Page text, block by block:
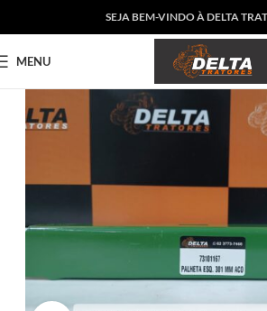
SEJA BEM-VINDO À DELTA
MENU